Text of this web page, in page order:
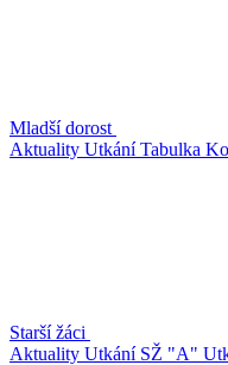
Mladší dorost
Aktuality UtkáníTabulka
Starší žáci
Aktuality Utkání SŽ "A"